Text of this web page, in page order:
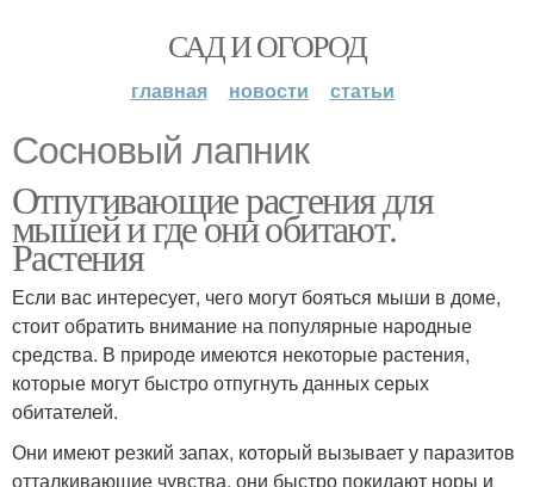
САД И ОГОРОД
главная новости статьи
Сосновый лапник
Отпугивающие растения для
мышей и где они обитают.
Растения
Если вас интересует, чего могут бояться мыши в доме,
стоит обратить внимание на популярные народные
средства. В природе имеются некоторые растения,
которые могут быстро отпугнуть данных серых
обитателей.
Они имеют резкий запах, который вызывает у паразитов
отталкивающие чувства, они быстро покидают норы и